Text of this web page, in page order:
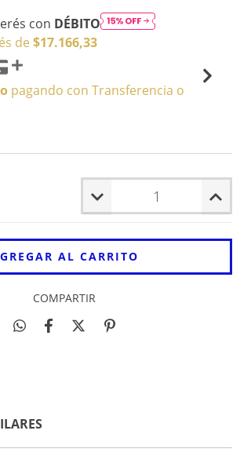
con DÉBITO
de $17.166,33
pagando con Transferencia o
COMPARTIR